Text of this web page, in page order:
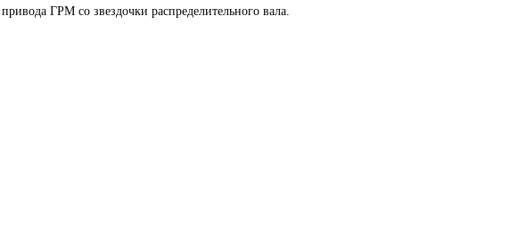
ГРМ со звездочки распределительного вала.